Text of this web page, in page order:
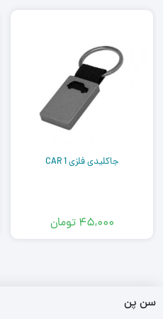
جاکلیدی فلزی CAR 1
۴۵,۰۰۰ تومان
سن پن